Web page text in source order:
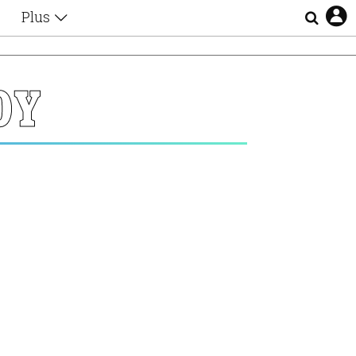
Plus
Αφιερώματα
Ζώδια